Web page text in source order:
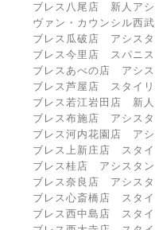
ブレス八尾店 新人ア
ヴァン・カウンシル西
ブレス瓜破店 アシス
ブレス今里店 スパニ
ブレスあべの店 アシ
ブレス芦屋店 スタイ
ブレス若江岩田店 新
ブレス布施店 アシス
ブレス河内花園店 ア
ブレス上新庄店 スタ
ブレス桂店 アシスタ
ブレス奈良店 アシス
ブレス心斎橋店 スタ
ブレス西中島店 スタ